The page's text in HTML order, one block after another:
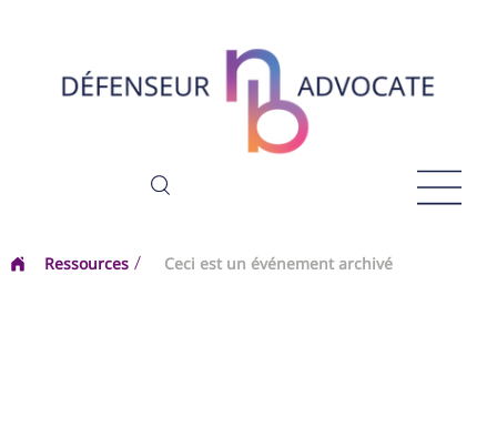
Ressources Ceci est un événement archivé